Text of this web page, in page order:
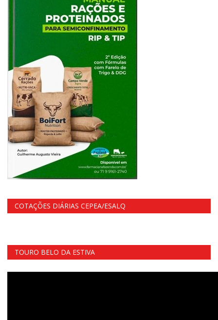
COTAÇÕES DIÁRIAS CEPEA/ESALQ
TOURO BELO DA ESTIVA